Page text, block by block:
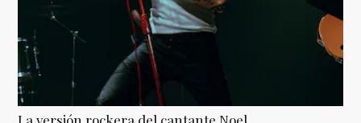
La versión rockera del cantante Noel